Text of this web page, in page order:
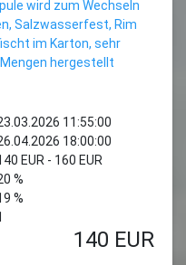
wird zum Wechseln
Salzwasserfest, Rim
im Karton, sehr
hergestellt
11:55:00
18:00:00
EUR - 160 EUR
%
%
140 EUR